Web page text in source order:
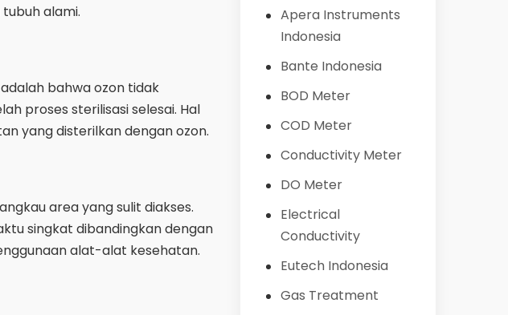
alami.
bahwa ozon tidak
proses sterilisasi selesai. Hal
yang disterilkan dengan ozon.
area yang sulit diakses.
singkat dibandingkan dengan
alat-alat kesehatan.
Apera Instruments
Indonesia
Bante Indonesia
BOD Meter
COD Meter
Conductivity Meter
DO Meter
Electrical
Conductivity
Eutech Indonesia
Gas Treatment